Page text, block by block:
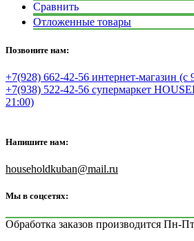
Сравнить
Отложенные товары
Позвоните нам:
+7(928) 662-42-56 интернет-магазин (с
+7(938) 522-42-56 супермаркет
21:00)
Напишите нам:
householdkuban@mail.ru
Мы в соцсетях:
Обработка заказов производится Пн-